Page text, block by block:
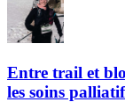
Entre trail et
les soins